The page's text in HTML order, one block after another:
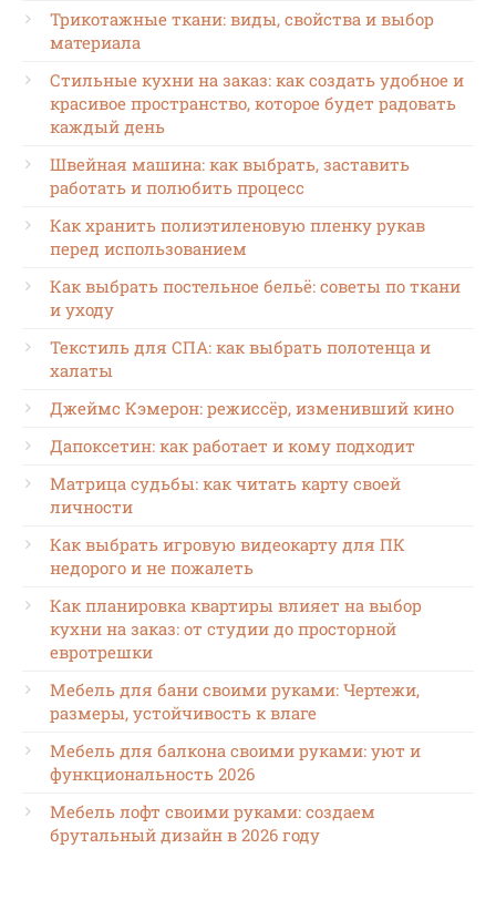
Трикотажные ткани: виды, свойства и выбор
материала
Стильные кухни на заказ: как создать удобное и
красивое пространство, которое будет радовать
каждый день
Швейная машина: как выбрать, заставить
работать и полюбить процесс
Как хранить полиэтиленовую пленку рукав
перед использованием
Как выбрать постельное бельё: советы по ткани
и уходу
Текстиль для СПА: как выбрать полотенца и
халаты
Джеймс Кэмерон: режиссёр, изменивший кино
Дапоксетин: как работает и кому подходит
Матрица судьбы: как читать карту своей
личности
Как выбрать игровую видеокарту для ПК
недорого и не пожалеть
Как планировка квартиры влияет на выбор
кухни на заказ: от студии до просторной
евротрешки
Мебель для бани своими руками: Чертежи,
размеры, устойчивость к влаге
Мебель для балкона своими руками: уют и
функциональность 2026
Мебель лофт своими руками: создаем
брутальный дизайн в 2026 году